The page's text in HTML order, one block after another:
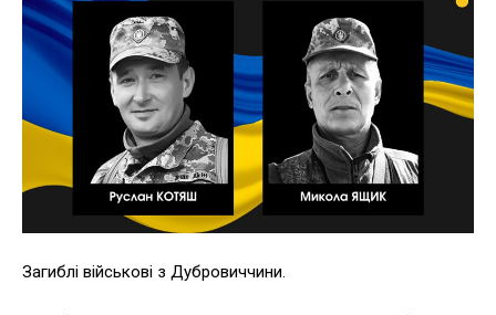
Загиблі військові з Дубровиччини.